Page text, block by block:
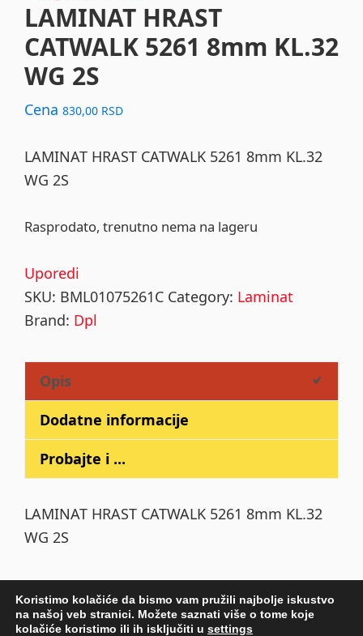
LAMINAT HRAST
CATWALK 5261 8mm KL.32
WG 2S
Cena 830,00 RSD
LAMINAT HRAST CATWALK 5261 8mm KL.32
WG 2S
Rasprodato, trenutno nema na lageru
Uporedi
SKU: BML01075261C Category: Laminat
Brand: Dpl
Opis
Dodatne informacije
Probajte i ...
LAMINAT HRAST CATWALK 5261 8mm KL.32
WG 2S
Primary
Koristimo kolačiće da bismo vam pružili najbolje iskustvo
na našoj veb stranici. Možete saznati više o tome koje
kolačiće koristimo ili ih isključiti u settings